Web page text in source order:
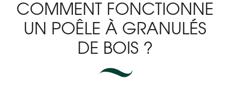
COMMENT FONCTIONNE
UN POÊLE À GRANULÉS
DE BOIS ?